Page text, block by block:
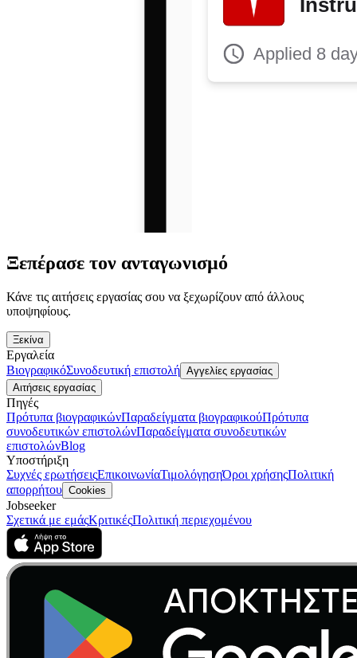
Ξεπέρασε τον ανταγωνισμό
Κάνε τις αιτήσεις εργασίας σου να ξεχωρίζουν από άλλους
υποψηφίους.
Ξεκίνα
Εργαλεία
ΒιογραφικόΣυνοδευτική επιστολή Αγγελίες εργασίας
Αιτήσεις εργασίας
Πηγές
Πρότυπα βιογραφικώνΠαραδείγματα βιογραφικούΠρότυπα
συνοδευτικών επιστολώνΠαραδείγματα συνοδευτικών
επιστολώνBlog
Υποστήριξη
Συχνές ερωτήσειςΕπικοινωνίαΤιμολόγησηΌροι χρήσηςΠολιτική
απορρήτου Cookies
Jobseeker
Σχετικά με εμάςΚριτικέςΠολιτική περιεχομένου